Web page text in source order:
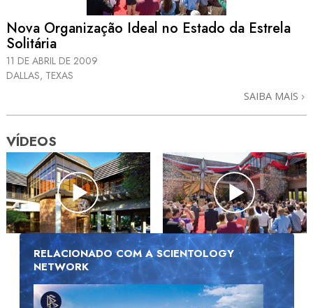
Nova Organização Ideal no Estado da Estrela
Solitária
11 DE ABRIL DE 2009
DALLAS, TEXAS
SAIBA MAIS
VÍDEOS
RELACIONADO COM A SCIENTOLOGY
NETWORK